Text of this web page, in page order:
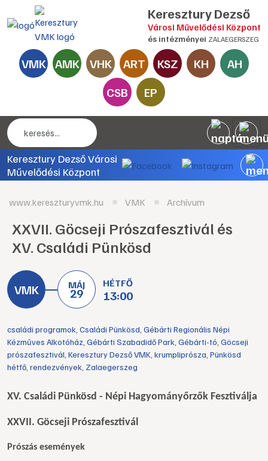
Keresztury Dezső
Városi Művelődési Központ
és intézményei ZALAEGERSZEG
VMK AMK VHK ART KSZ KH
AH
CSB
EP
Keresztury Dezső Városi
Művelődési Központ
www.kereszturyvmk.hu VMK Archívum
XXVII. Göcseji Prószafesztivál és
XV. Családi Pünkösd
MÁJ
29
HÉTFŐ
13:00
családi programok Családi Pünkösd Gébárti Regionális Népi
Kézműves Alkotóház Gébárti Szabadidő Park Gébárti-tó Göcseji
prószafesztivál Keresztury Dezső VMK krumpliprósza Pünkösd
hétfő rendezvények Zalaegerszeg
XV. Családi Pünkösd - Népi Hagyományőrzők Fesztiválja
XXVII. Göcseji Prószafesztivál
Prószás események